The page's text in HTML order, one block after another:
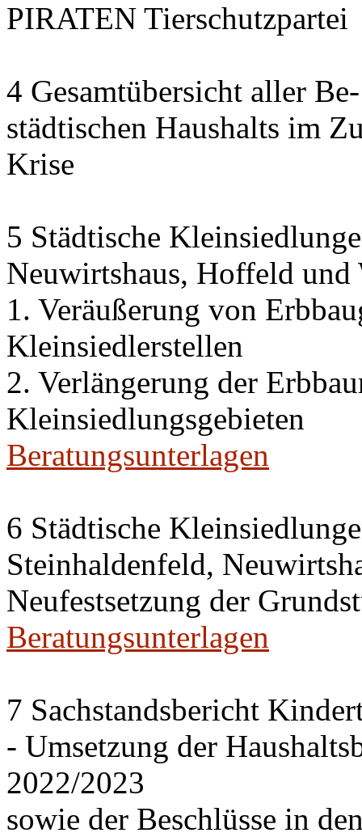
PIRATEN Tierschutzpartei
4 Gesamtübersicht aller
städtischen Haushalts im
Krise
5 Städtische
Neuwirtshaus, Hoffeld und
1. Veräußerung von
Kleinsiedlerstellen
2. Verlängerung der
Kleinsiedlungsgebieten
Beratungsunterlagen
6 Städtische
Steinhaldenfeld,
Neufestsetzung der
Beratungsunterlagen
7 Sachstandsbericht
- Umsetzung der
2022/2023
sowie der Beschlüsse in